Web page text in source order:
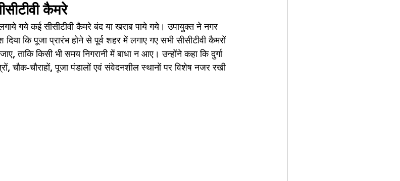
कैमरे
गये कई सीसीटीवी कैमरे बंद या खराब पाये गये। उपायुक्त ने नगर
कि पूजा प्रारंभ होने से पूर्व शहर में लगाए गए सभी सीसीटीवी कैमरों
ताकि किसी भी समय निगरानी में बाधा न आए। उन्होंने कहा कि दुर्गा
चौक-चौराहों, पूजा पंडालों एवं संवेदनशील स्थानों पर विशेष नजर रखी